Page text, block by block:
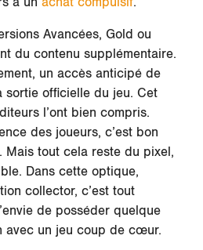
Avancées, Gold ou
du contenu supplémentaire.
un accès anticipé de
sortie officielle du jeu. Cet
l’ont bien compris.
des joueurs, c’est bon
Mais tout cela reste du pixel,
Dans cette optique,
collector, c’est tout
de posséder quelque
avec un jeu coup de cœur.